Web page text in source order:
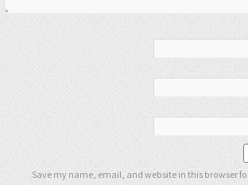
Save my name, email, and website in this browser